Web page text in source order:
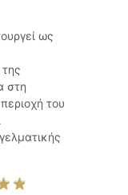
ως
στη
του